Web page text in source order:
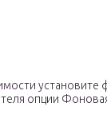
установите
опции